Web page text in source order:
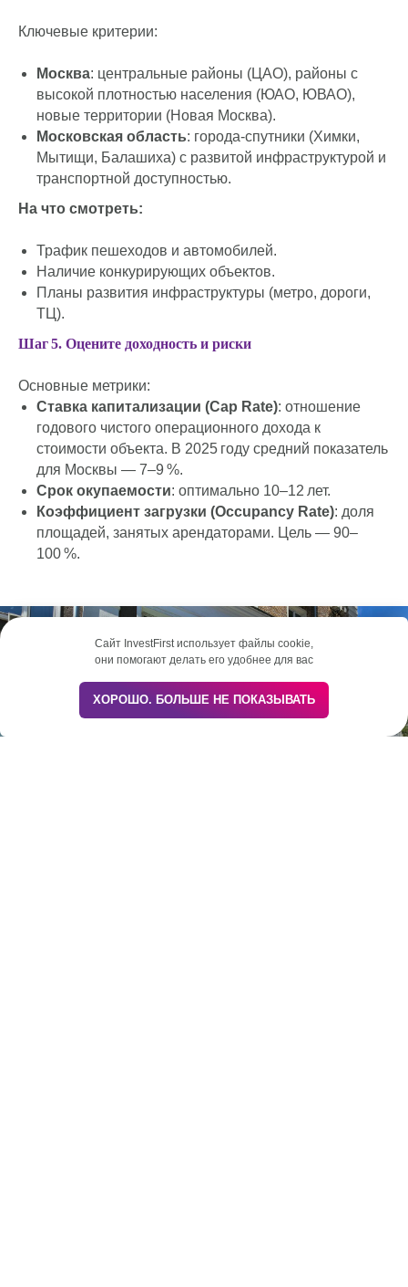
Ключевые критерии:
Москва: центральные районы (ЦАО), районы с
высокой плотностью населения (ЮАО, ЮВАО),
новые территории (Новая Москва).
Московская область: города-спутники (Химки,
Мытищи, Балашиха) с развитой инфраструктурой и
транспортной доступностью.
На что смотреть:
Трафик пешеходов и автомобилей.
Наличие конкурирующих объектов.
Планы развития инфраструктуры (метро, дороги,
ТЦ).
Шаг 5. Оцените доходность и риски
Основные метрики:
Ставка капитализации (Cap Rate): отношение
годового чистого операционного дохода к
стоимости объекта. В 2025 году средний показатель
для Москвы — 7–9 %.
Срок окупаемости: оптимально 10–12 лет.
Коэффициент загрузки (Occupancy Rate): доля
площадей, занятых арендаторами. Цель — 90–
100 %.
Сайт InvestFirst использует файлы cookie,
они помогают делать его удобнее для вас
ХОРОШО. БОЛЬШЕ НЕ ПОКАЗЫВАТЬ